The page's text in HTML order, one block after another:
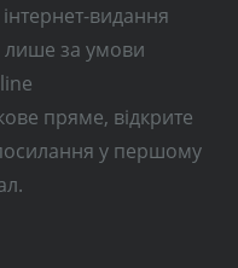
видання
лише за умови
пряме, відкрите
у першому